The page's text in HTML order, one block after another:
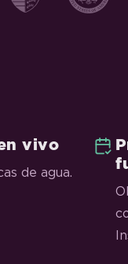
vivo
de agua.